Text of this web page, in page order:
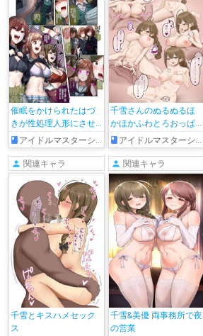
催眠をかけられたはづ
きが性処理人形にさせ
られてしまう…
アイドルマスターシャイニーカラーズ
千雪さんのぬるぬるほ
かほかふわとろおっぱ
い…♡
アイドルマスターシャイニーカラーズ
関連キャラ
千雪とキスハメセック
ス
関連キャラ
千雪&美優 両事務所で夜
の営業